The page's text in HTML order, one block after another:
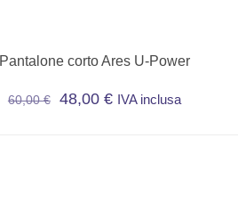
Pantalone corto Ares U-Power
60,00€ 48,00 € IVA inclusa